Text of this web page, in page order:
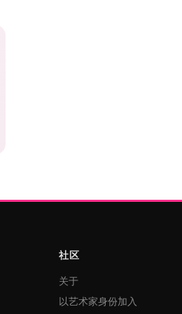
社区
关于
以艺术家身份加入